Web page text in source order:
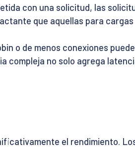
con una solicitud, las
que aquellas para
o de menos conexiones
compleja no solo agrega
el rendimiento.